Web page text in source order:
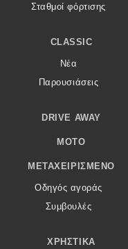
Σταθμοί φόρτισης
CLASSIC
Νέα
Παρουσιάσεις
DRIVE AWAY
MOTO
ΜΕΤΑΧΕΙΡΙΣΜΈΝΟ
Οδηγός αγοράς
Συμβουλές
ΧΡΗΣΤΙΚΆ